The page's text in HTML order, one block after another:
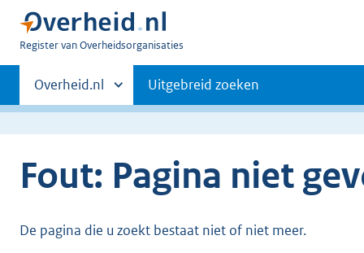
U
Register van Overheidsorganisaties
Primaire
navigatie
Andere
sites
Overheid.nl Uitgebreid zoeken
Fout: Pagina niet
De pagina die u zoekt bestaat niet of niet meer.